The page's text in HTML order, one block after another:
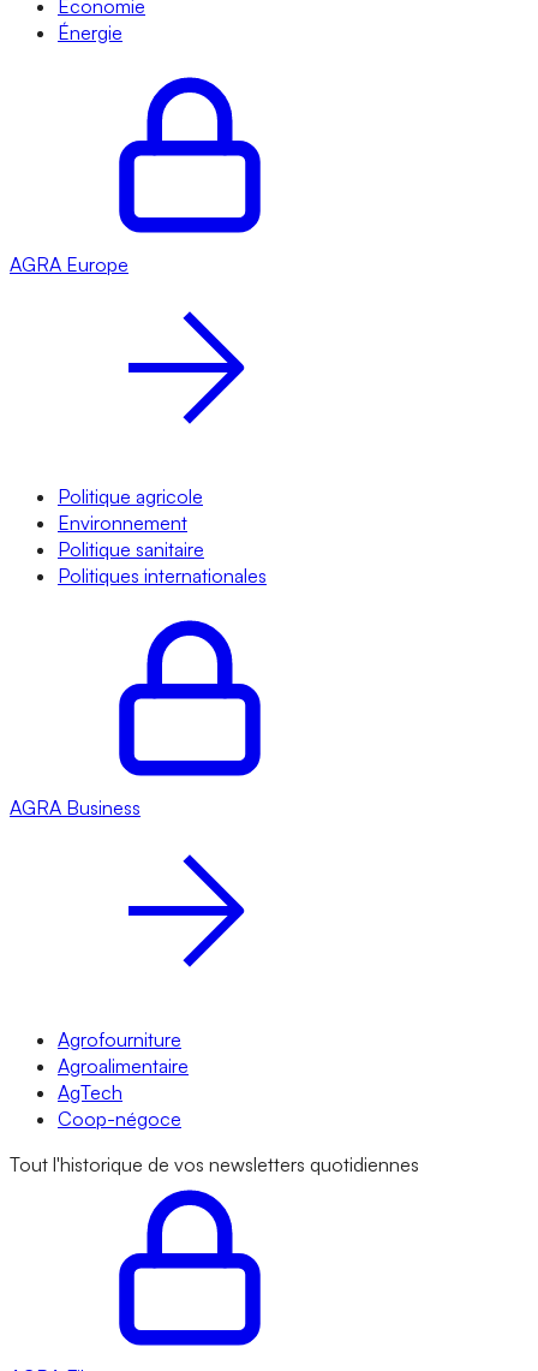
Économie
Énergie
AGRA Europe
Politique agricole
Environnement
Politique sanitaire
Politiques internationales
AGRA Business
Agrofourniture
Agroalimentaire
AgTech
Coop-négoce
Tout l'historique de vos newsletters quotidiennes